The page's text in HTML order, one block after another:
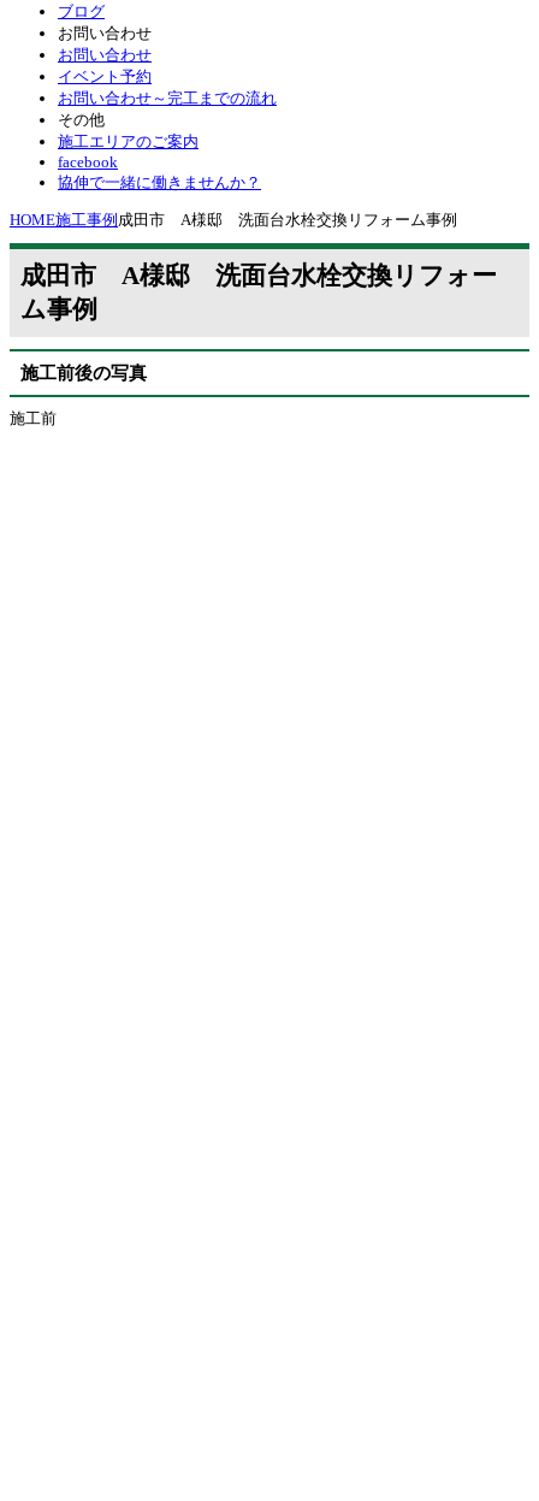
ブログ
お問い合わせ
お問い合わせ
イベント予約
お問い合わせ～完工までの流れ
その他
施工エリアのご案内
facebook
協伸で一緒に働きませんか？
HOME施工事例 成田市 A様邸 洗面台水栓交換リフォーム事例
成田市 A様邸 洗面台水栓交換リフォー
ム事例
施工前後の写真
施工前